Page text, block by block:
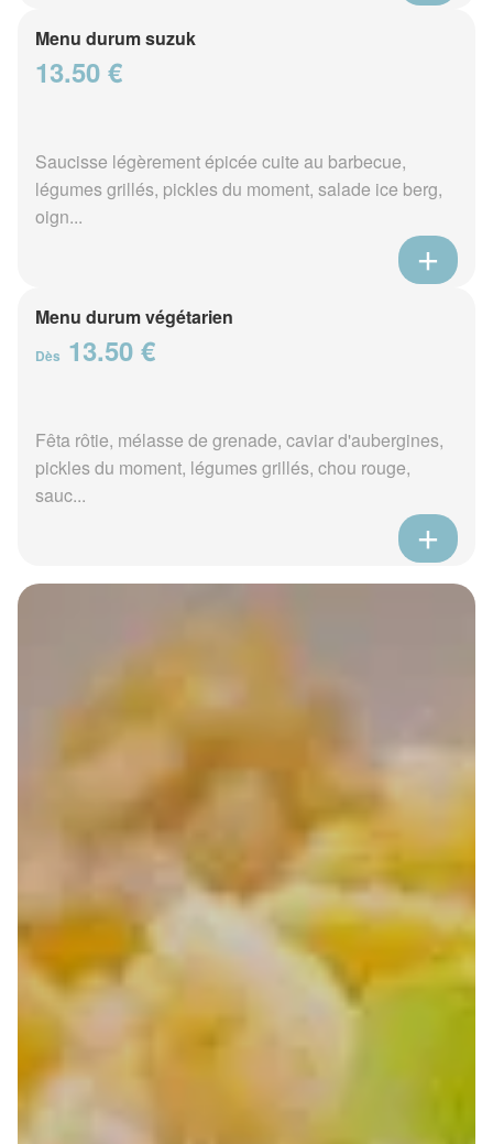
Menu durum suzuk
13.50 €
Saucisse légèrement épicée cuite au barbecue,
légumes grillés, pickles du moment, salade ice berg,
oign...
Menu durum végétarien
Dès 13.50 €
Fêta rôtie, mélasse de grenade, caviar d'aubergines,
pickles du moment, légumes grillés, chou rouge,
sauc...